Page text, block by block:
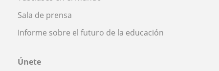
Sala de prensa
Informe sobre el futuro de la educación
Únete